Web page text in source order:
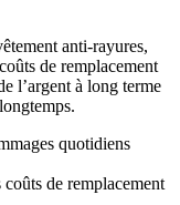
anti-rayures,
de remplacement
l’argent à long terme
quotidiens
de remplacement